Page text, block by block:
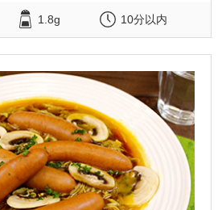
1.8g 10分以内